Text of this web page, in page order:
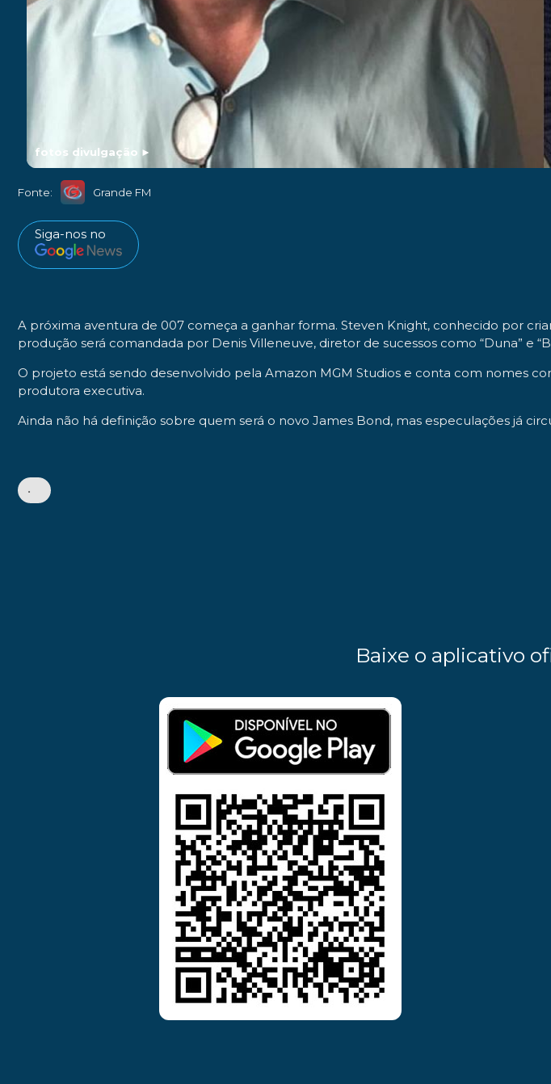
fotos divulgação ►
Fonte: Grande FM
Siga-nos no
A próxima aventura de 007 começa a ganhar forma. Steven Knight, conhecido por
produção será comandada por Denis Villeneuve, diretor de sucessos como “Duna” e
O projeto está sendo desenvolvido pela Amazon MGM Studios e conta com nomes
produtora executiva.
Ainda não há definição sobre quem será o novo James Bond, mas especulações já
•
Baixe o aplicativo